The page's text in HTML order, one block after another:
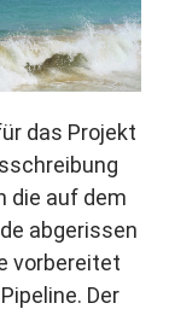
wird
aus
das Projekt
die auf dem
abgerissen
vorbereitet
Der